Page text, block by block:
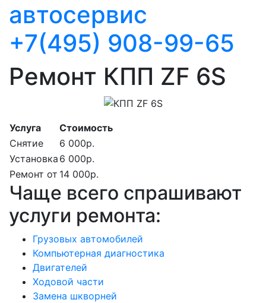
автосервис
+7(495) 908-99-65
Ремонт КПП ZF 6S
Услуга
Стоимость
Снятие
6 000р.
Установка 6 000р.
Ремонт от 14 000р.
Чаще всего спрашивают
услуги ремонта:
Грузовых автомобилей
Компьютерная диагностика
Двигателей
Ходовой части
Замена шкворней